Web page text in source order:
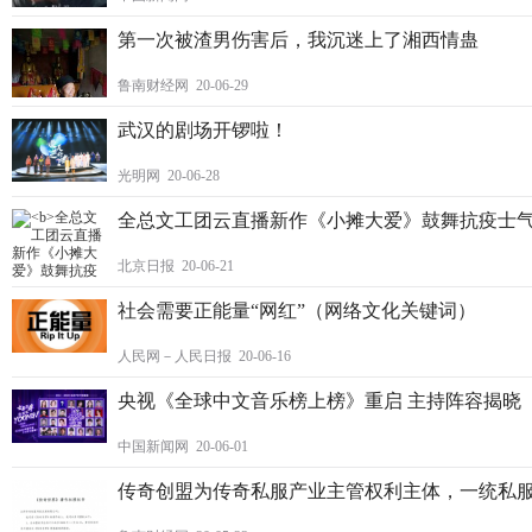
第一次被渣男伤害后，我沉迷上了湘西情蛊
鲁南财经网 20-06-29
武汉的剧场开锣啦！
光明网 20-06-28
全总文工团云直播新作《小摊大爱》鼓舞抗疫士
北京日报 20-06-21
社会需要正能量“网红”（网络文化关键词）
人民网－人民日报 20-06-16
央视《全球中文音乐榜上榜》重启 主持阵容揭晓
中国新闻网 20-06-01
传奇创盟为传奇私服产业主管权利主体，一统私